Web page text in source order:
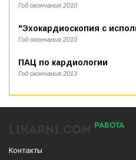
Год окончания 2010
"Эхокардиоскопия с
Год окончания 2010
ПАЦ по кардиологии
Год окончания 2013
РАБОТА
Контакты